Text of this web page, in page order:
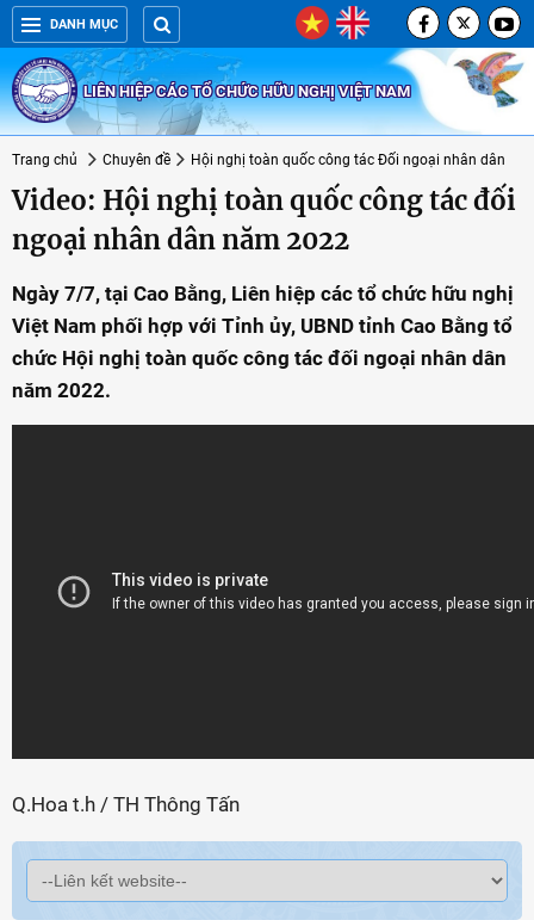
DANH MỤC
LIÊN HIỆP CÁC TỔ CHỨC HỮU NGHỊ VIỆT NAM
Trang chủ Chuyên đề Hội nghị toàn quốc công tác Đối ngoại nhân dân
Video: Hội nghị toàn quốc công tác đối
ngoại nhân dân năm 2022
Ngày 7/7, tại Cao Bằng, Liên hiệp các tổ chức hữu nghị
Việt Nam phối hợp với Tỉnh ủy, UBND tỉnh Cao Bằng tổ
chức Hội nghị toàn quốc công tác đối ngoại nhân dân
năm 2022.
Q.Hoa t.h / TH Thông Tấn